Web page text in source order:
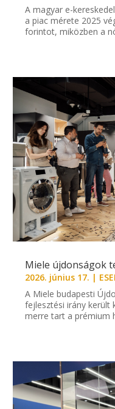
A magyar e-
a piac mérete 2025
forintot, miközben a
Miele újdonságok
2026. június 17. |
A Miele budapesti
fejlesztési irány
merre tart a prémium